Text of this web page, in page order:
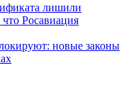
лишили
Росавиация
новые законы